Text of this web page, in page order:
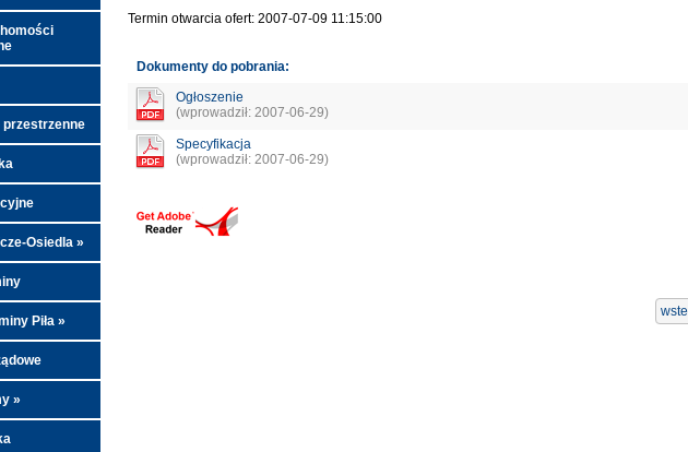
przestrzenne
Osiedla »
Piła »
»
Termin otwarcia ofert: 2007-07-09 11:15:00
Dokumenty do pobrania:
Ogłoszenie
(wprowadził: 2007-06-29)
Specyfikacja
(wprowadził: 2007-06-29)